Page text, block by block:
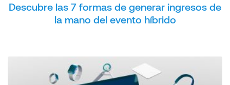
Descubre las 7 formas de generar ingresos de
la mano del evento híbrido